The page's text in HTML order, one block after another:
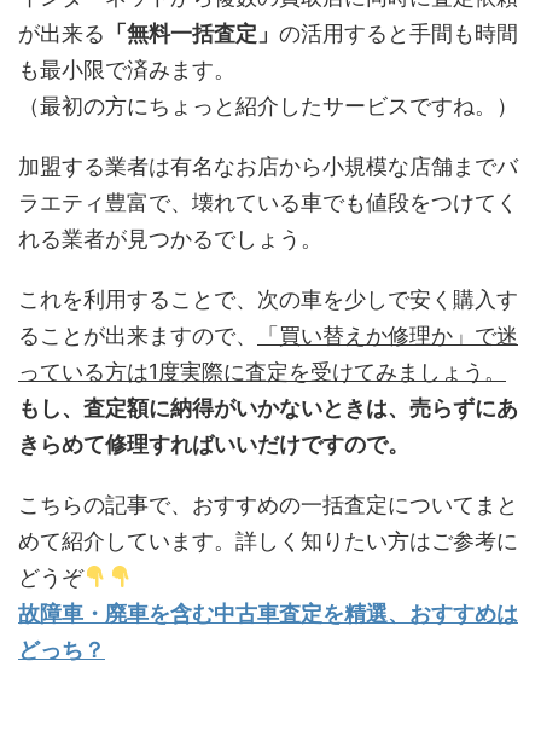
が出来る 「無料一括査定」 の活用すると手間も時間
も最小限で済みます。
（最初の方にちょっと紹介したサービスですね。）
加盟する業者は有名なお店から小規模な店舗までバ
ラエティ豊富で、壊れている車でも値段をつけてく
れる業者が見つかるでしょう。
これを利用することで、次の車を少しで安く購入す
ることが出来ますので、
「買い替えか修理か」で迷
っている方は1度実際に査定を受けてみましょう。
もし、査定額に納得がいかないときは、売らずにあ
きらめて修理すればいいだけですので。
こちらの記事で、おすすめの一括査定についてまと
めて紹介しています。詳しく知りたい方はご参考に
どうぞ
故障車・廃車を含む中古車査定を精選、おすすめは
どっち？